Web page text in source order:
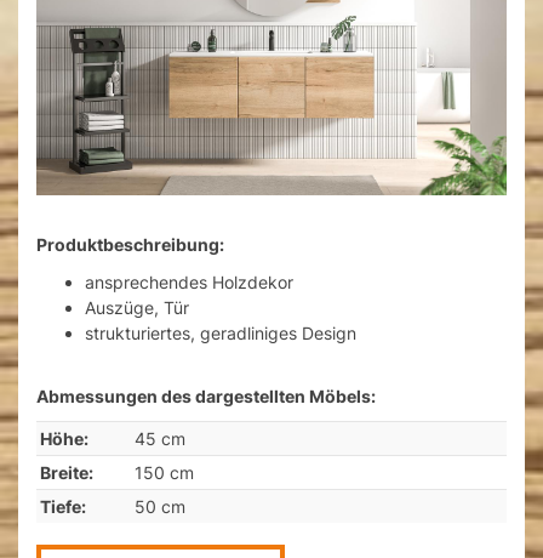
Produktbeschreibung:
ansprechendes Holzdekor
Auszüge, Tür
strukturiertes, geradliniges Design
Abmessungen des dargestellten Möbels:
Höhe:
45 cm
Breite:
150 cm
Tiefe:
50 cm